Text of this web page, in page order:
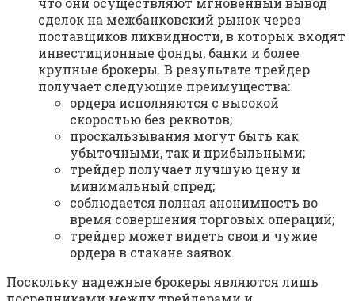
сделок на межбанковский рынок через
поставщиков ликвидности, в которых входят
инвестиционные фонды, банки и более
крупные брокеры. В результате трейдер
получает следующие преимущества:
ордера исполняются с высокой
скоростью без реквотов;
проскальзывания могут быть как
убыточными, так и прибыльными;
трейдер получает лучшую цену и
минимальный спред;
соблюдается полная анонимность во
время совершения торговых операций;
трейдер может видеть свои и чужие
ордера в стакане заявок.
Поскольку надежные брокеры являются лишь